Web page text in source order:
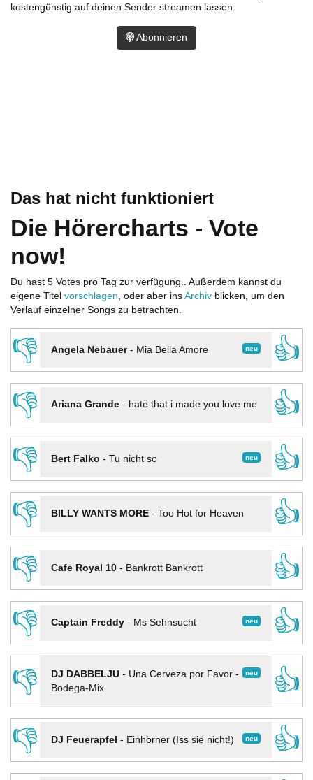
Das hat nicht funktioniert
Die Hörercharts - Vote
now!
Du hast 5 Votes pro Tag zur verfügung.. Außerdem kannst du
eigene Titel vorschlagen, oder aber ins Archiv blicken, um den
Verlauf einzelner Songs zu betrachten.
👎 neu
Angela Nebauer- Mia Bella Amore
👍
👎
Ariana Grande- hate that i made you love me
👍
👎
neu
Bert Falko - Tu nicht so
👍
👎
BILLY WANTS MORE- Too Hot for Heaven
👍
👎
Cafe Royal 10- Bankrott Bankrott
👍
👎
neu
Captain Freddy- Ms Sehnsucht
👍
👎
neu
DJ DABBELJU- Una Cerveza por Favor -
Bodega-Mix
👍
👎
neu
DJ Feuerapfel - Einhörner (Iss sie nicht!)
👍
kostengünstig auf deinen Sender streamen lassen.
Abonnieren